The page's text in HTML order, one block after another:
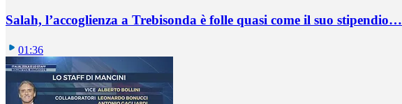
Salah, l’accoglienza a Trebisonda è folle quasi come il suo stipendio…
01:36